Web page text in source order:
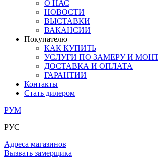
РАСПРОДАЖА ОСТАТКОВ
ВСЕ ДВЕРИ
РАЗДВИЖНЫЕ ПЕРЕГОРОДКИ
КОМПЛЕКТУЮЩИЕ
ОГРАНИЧИТЕЛИ
ПЕТЛИ
РАЗДВИЖНАЯ СИСТЕМА
СТЕНОВЫЕ ПАНЕЛИ
О НАС
НОВОСТИ
ВЫСТАВКИ
ВАКАНСИИ
Покупателю
КАК КУПИТЬ
УСЛУГИ ПО ЗАМЕРУ И
ДОСТАВКА И ОПЛАТА
ГАРАНТИИ
Контакты
Стать дилером
РУМ
РУС
Адреса магазинов
Вызвать замерщика